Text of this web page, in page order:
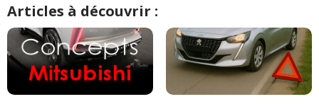
Articles à découvrir :